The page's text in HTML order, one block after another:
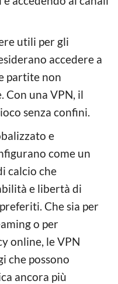
utili per gli
accedere a
partite non
Con una VPN, il
senza confini.
e
come un
calcio che
e libertà di
Che sia per
o per
online, le VPN
che possono
ancora più